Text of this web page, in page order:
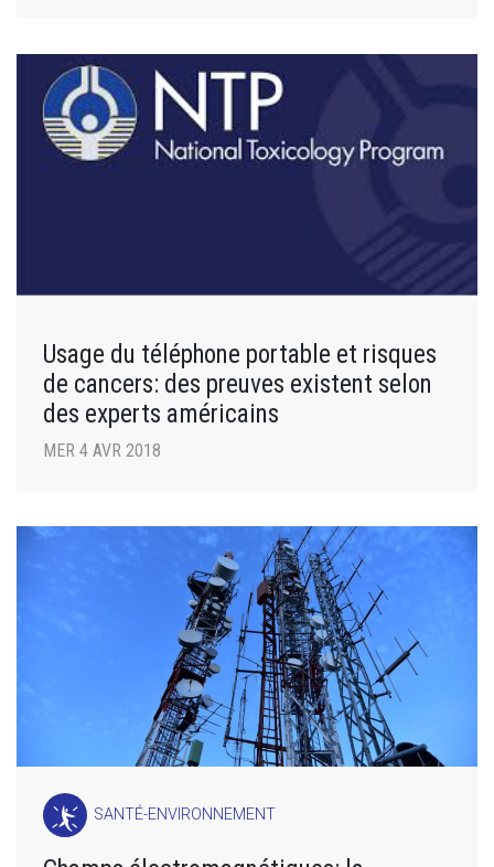
Usage du téléphone portable et risques
de cancers: des preuves existent selon
des experts américains
MER 4 AVR 2018
SANTÉ-ENVIRONNEMENT